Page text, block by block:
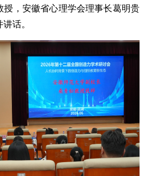
授，安徽省心理学会理事长葛明贵
话。